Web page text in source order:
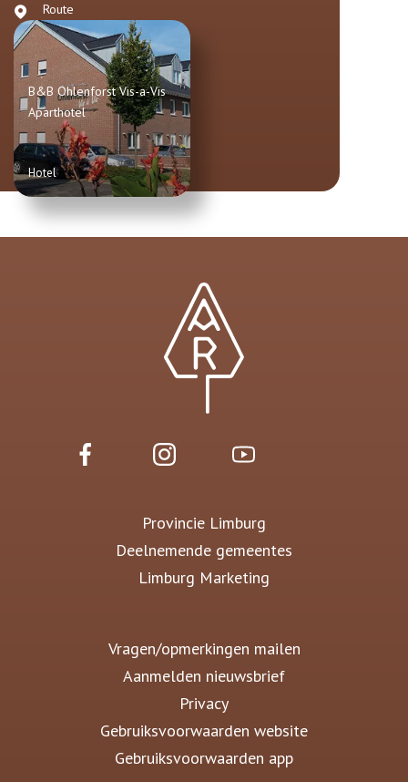
Route
B&B Ohlenforst Vis-a-Vis
Aparthotel
Hotel
Provincie Limburg
Deelnemende gemeentes
Limburg Marketing
Vragen/opmerkingen mailen
Aanmelden nieuwsbrief
Privacy
Gebruiksvoorwaarden website
Gebruiksvoorwaarden app